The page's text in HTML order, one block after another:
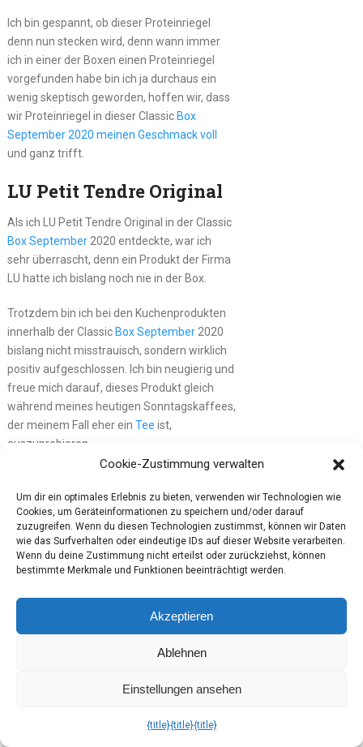
Ich bin gespannt, ob dieser Proteinriegel
denn nun stecken wird, denn wann immer
ich in einer der Boxen einen Proteinriegel
vorgefunden habe bin ich ja durchaus ein
wenig skeptisch geworden, hoffen wir, dass
wir Proteinriegel in dieser Classic Box
September 2020 meinen Geschmack voll
und ganz trifft.
LU Petit Tendre Original
Als ich LU Petit Tendre Original in der Classic
Box September2020 entdeckte, war ich
sehr überrascht, denn ein Produkt der Firma
LU hatte ich bislang noch nie in der Box.
Trotzdem bin ich bei den Kuchenprodukten
innerhalb der Classic Box September2020
bislang nicht misstrauisch, sondern wirklich
positiv aufgeschlossen. Ich bin neugierig und
freue mich darauf, dieses Produkt gleich
während meines heutigen Sonntagskaffees,
der meinem Fall eher ein Tee ist,
auszuprobieren.
September 2020 in diesem Punkt
tatsächlich positiv überraschenkonnte.
Fazit zur Brandnooz
Classic Box September
2020
Classic Box September 2020 nur drei
zunächst noch sehr, denn imSommer
Vielzahl von weiteren Getränken.
Cookie-Zustimmung verwalten
Um dir ein optimales Erlebnis zu bieten, verwenden wir Technologien wie
Cookies, um Geräteinformationen zu speichern und/oder darauf
zuzugreifen. Wenn du diesen Technologien zustimmst, können wir Daten
wie das Surfverhalten oder eindeutige IDs auf dieser Website verarbeiten.
Wenn du deine Zustimmung nicht erteilst oder zurückziehst, können
bestimmte Merkmale und Funktionen beeinträchtigt werden.
Akzeptieren
Ablehnen
Einstellungen ansehen
{title}{title}{title}